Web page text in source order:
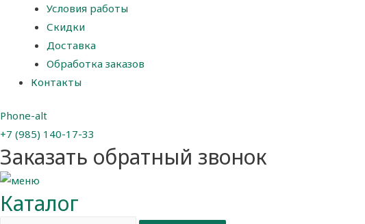
Условия работы
Скидки
Доставка
Обработка заказов
Контакты
Phone-alt
+7 (985) 140-17-33
Заказать обратный звонок
Каталог